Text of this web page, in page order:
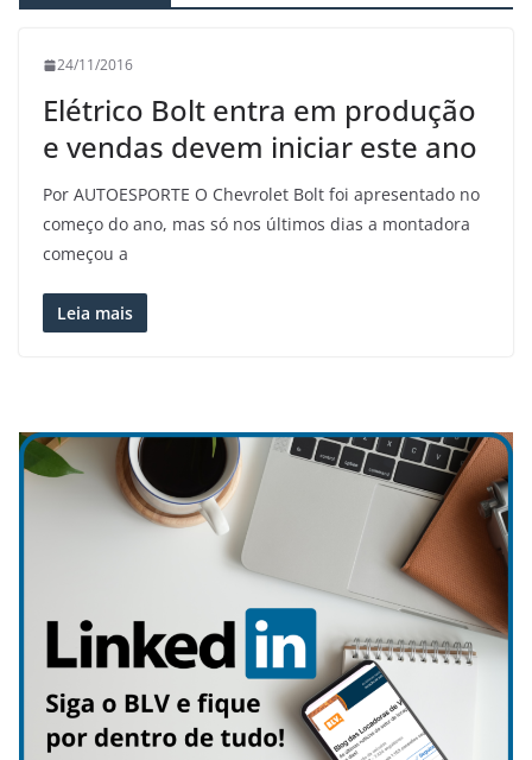
24/11/2016
Elétrico Bolt entra em produção
e vendas devem iniciar este ano
Por AUTOESPORTE O Chevrolet Bolt foi apresentado no
começo do ano, mas só nos últimos dias a montadora
começou a
Leia mais